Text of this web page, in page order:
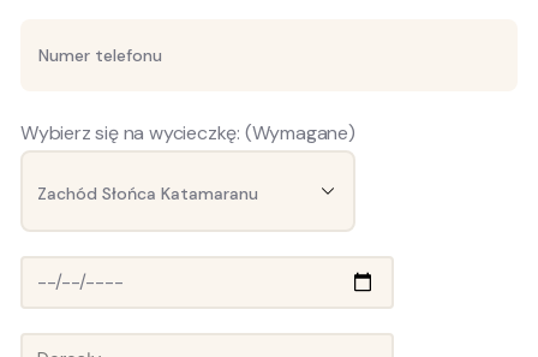
Wybierz się na wycieczkę: (Wymagane)